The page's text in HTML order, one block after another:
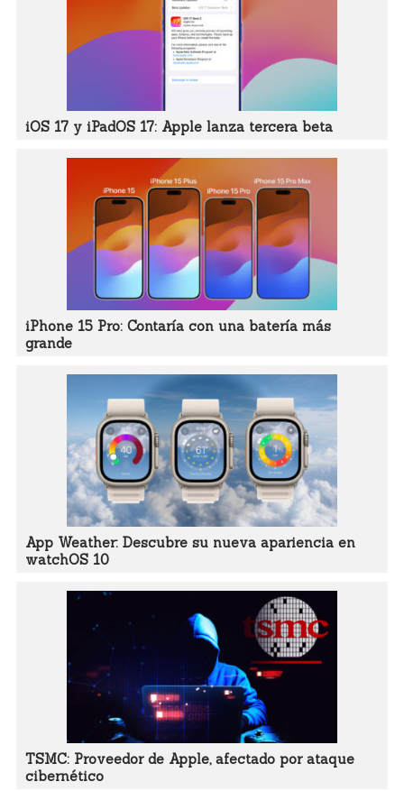
iOS 17 y iPadOS 17: Apple lanza tercera beta
iPhone 15 Pro: Contaría con una batería más
grande
App Weather: Descubre su nueva apariencia en
watchOS 10
TSMC: Proveedor de Apple, afectado por ataque
cibernético